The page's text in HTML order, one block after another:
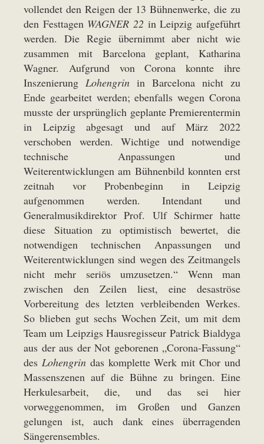
vollendet den Reigen der 13 Bühnenwerke, die zu
den Festtagen WAGNER 22 in Leipzig aufgeführt
werden. Die Regie übernimmt aber nicht wie
zusammen mit Barcelona geplant, Katharina
Wagner. Aufgrund von Corona konnte ihre
Inszenierung Lohengrin in Barcelona nicht zu
Ende gearbeitet werden; ebenfalls wegen Corona
musste der ursprünglich geplante Premierentermin
in Leipzig abgesagt und auf März 2022
verschoben werden. Wichtige und notwendige
technische Anpassungen und
Weiterentwicklungen am Bühnenbild konnten erst
zeitnah vor Probenbeginn in Leipzig
aufgenommen werden. Intendant und
Generalmusikdirektor Prof. Ulf Schirmer hatte
diese Situation zu optimistisch bewertet, die
notwendigen technischen Anpassungen und
Weiterentwicklungen sind wegen des Zeitmangels
nicht mehr seriös umzusetzen.“ Wenn man
zwischen den Zeilen liest, eine desaströse
Vorbereitung des letzten verbleibenden Werkes.
So blieben gut sechs Wochen Zeit, um mit dem
Team um Leipzigs Hausregisseur Patrick Bialdyga
aus der aus der Not geborenen „Corona-Fassung“
des Lohengrindas komplette Werk mit Chor und
Massenszenen auf die Bühne zu bringen. Eine
Herkulesarbeit, die, und das sei hier
vorweggenommen, im Großen und Ganzen
gelungen ist, auch dank eines überragenden
Sängerensembles.